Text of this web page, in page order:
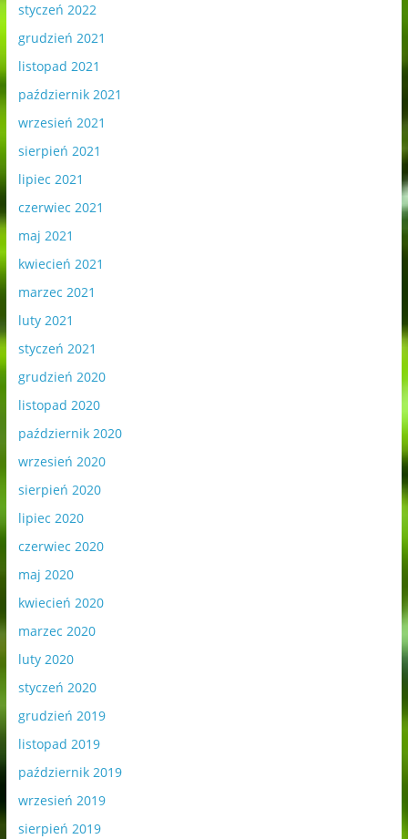
styczeń 2022
grudzień 2021
listopad 2021
październik 2021
wrzesień 2021
sierpień 2021
lipiec 2021
czerwiec 2021
maj 2021
kwiecień 2021
marzec 2021
luty 2021
styczeń 2021
grudzień 2020
listopad 2020
październik 2020
wrzesień 2020
sierpień 2020
lipiec 2020
czerwiec 2020
maj 2020
kwiecień 2020
marzec 2020
luty 2020
styczeń 2020
grudzień 2019
listopad 2019
październik 2019
wrzesień 2019
sierpień 2019